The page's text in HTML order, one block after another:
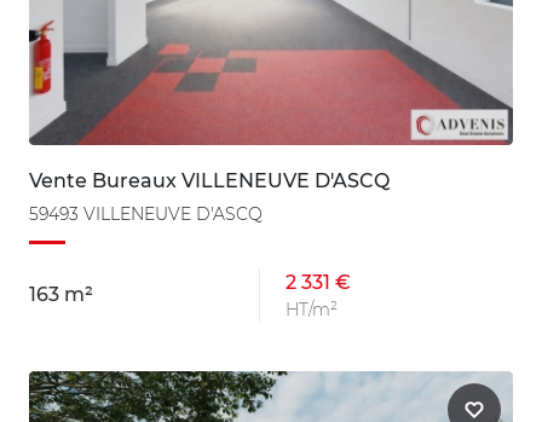
Vente Bureaux VILLENEUVE D'ASCQ
59493 VILLENEUVE D'ASCQ
163 m²
2 331 €
HT/m²